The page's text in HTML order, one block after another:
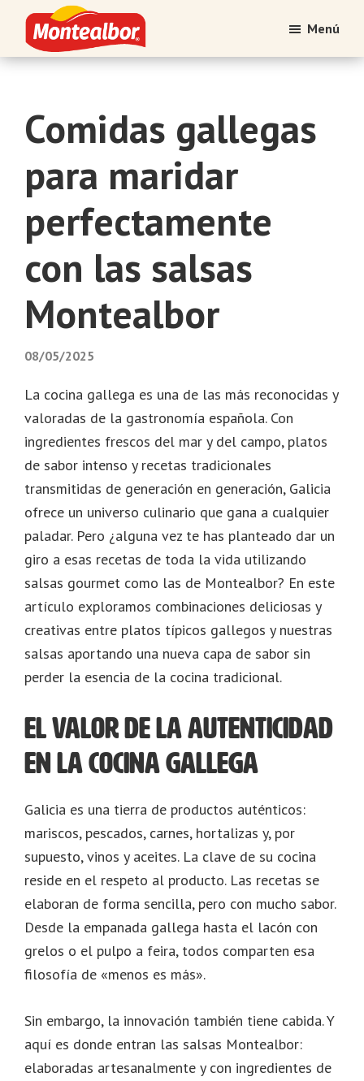
Saltar
contenido
Saltar
pie Montealbor
Tradición
con
el
Menú
Comidas gallegas
para maridar
perfectamente
con las salsas
Montealbor
08/05/2025
La cocina gallega es una de las más reconocidas y
valoradas de la gastronomía española. Con
ingredientes frescos del mar y del campo, platos
de sabor intenso y recetas tradicionales
transmitidas de generación en generación, Galicia
ofrece un universo culinario que gana a cualquier
paladar. Pero ¿alguna vez te has planteado dar un
giro a esas recetas de toda la vida utilizando
salsas gourmet como las de Montealbor? En este
artículo exploramos combinaciones deliciosas y
creativas entre platos típicos gallegos y nuestras
salsas aportando una nueva capa de sabor sin
perder la esencia de la cocina tradicional.
El valor de la autenticidad
en la cocina gallega
Galicia es una tierra de productos auténticos:
mariscos, pescados, carnes, hortalizas y, por
supuesto, vinos y aceites. La clave de su cocina
reside en el respeto al producto. Las recetas se
elaboran de forma sencilla, pero con mucho sabor.
Desde la empanada gallega hasta el lacón con
grelos o el pulpo a feira, todos comparten esa
filosofía de «menos es más».
Sin embargo, la innovación también tiene cabida. Y
aquí es donde entran las salsas Montealbor:
elaboradas artesanalmente y con ingredientes de